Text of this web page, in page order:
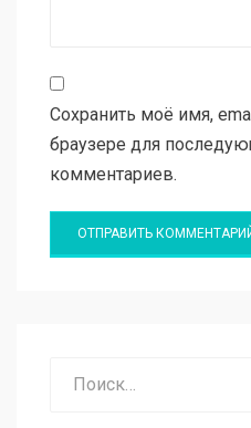
Сохранить моё имя,
браузере для
комментариев.